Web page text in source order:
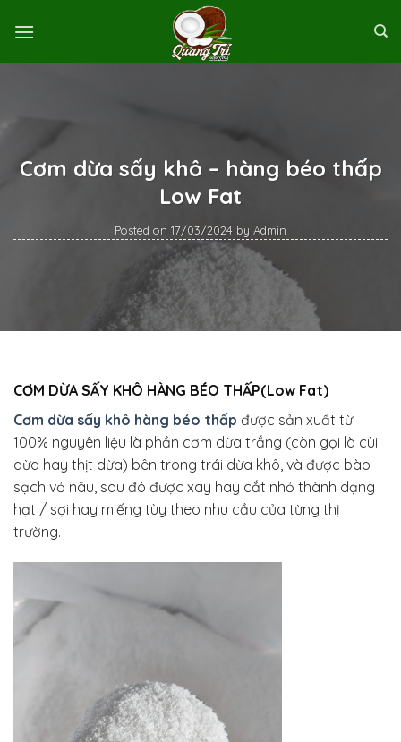
Cơm dừa sấy khô – hàng béo thấp
Low Fat
Posted on 17/03/2024 by Admin
CƠM DỪA SẤY KHÔ HÀNG BÉO THẤP(Low Fat)
Cơm dừa sấy khô hàng béo thấp được sản xuất từ
100% nguyên liệu là phần cơm dừa trắng (còn gọi là cùi
dừa hay thịt dừa) bên trong trái dừa khô, và được bào
sạch vỏ nâu, sau đó được xay hay cắt nhỏ thành dạng
hạt / sợi hay miếng tùy theo nhu cầu của từng thị
trường.